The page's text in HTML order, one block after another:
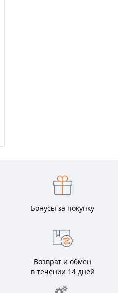
Бонусы за покупку
Возврат и обмен
в течении 14 дней